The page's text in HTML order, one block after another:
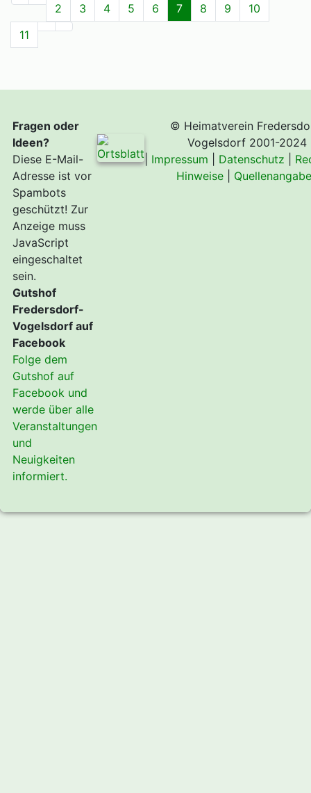
2 3 4 5 6 7 8 9
10
11
Fragen oder
Ideen?
Diese E-Mail-
Adresse ist vor
Spambots
geschützt! Zur
Anzeige muss
JavaScript
eingeschaltet
sein.
Gutshof
Fredersdorf-
Vogelsdorf auf
Facebook
Folge dem
Gutshof auf
Facebook und
werde über alle
Veranstaltungen
und
Neuigkeiten
informiert.
© Heimatverein
Vogelsdorf 2001-2024
Impressum Datenschutz
Hinweise|